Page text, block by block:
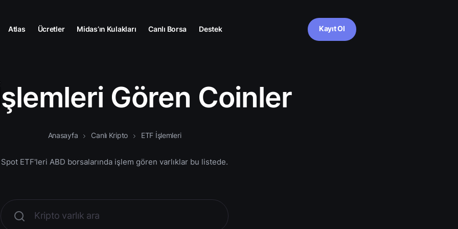
Atlas Ücretler Midas’ın Kulakları Canlı Borsa Destek Kayıt Ol
Gören Coinler
Anasayfa Canlı Kripto ETF İşlemleri
Spot ETF'leri ABD borsalarında işlem gören varlıklar bu listede.